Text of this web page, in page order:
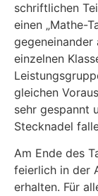
schriftlichen
einen „Mathe-
einzelnen
gleichen
sehr gespannt
Stecknadel
Am Ende des
feierlich in der
erhalten. Für